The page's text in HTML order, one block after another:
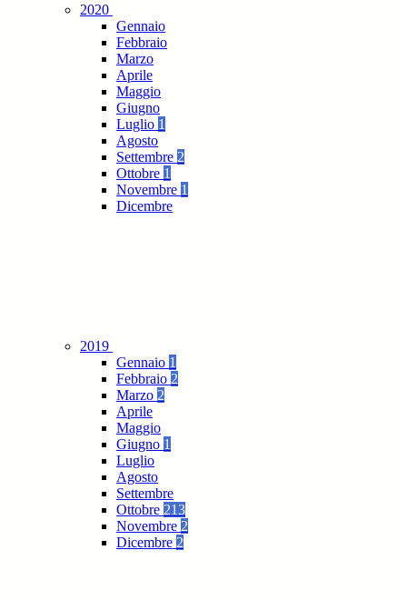
2020
Gennaio
Febbraio
Marzo
Aprile
Maggio
Giugno
Luglio 1
Agosto
Settembre 2
Ottobre 1
Novembre 1
Dicembre
2019
Gennaio 1
Febbraio 2
Marzo 2
Aprile
Maggio
Giugno 1
Luglio
Agosto
Settembre
Ottobre 213
Novembre 2
Dicembre 2